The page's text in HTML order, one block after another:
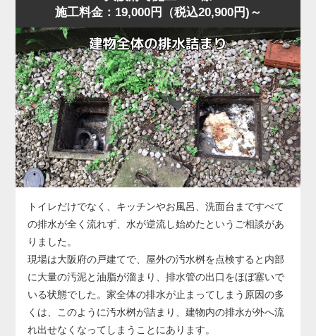
に排水される状態に回復しました。
作業後、お客様には「異物は見えなくても奥で止まってい
ることが多い」「無理に押し流そうとすると状態が悪化す
る」ことをお伝えし、子どもが触れやすい物はトイレ周辺
に置かないよう注意点もご案内しました。
に水位が上がり、明らかに排水経路の奥に問題がある様
子。
大阪府の住宅でもよくありますが、こうした「慢性的な詰
まり」は便器内部ではなく配管側に原因があることが多
く、ラバーカップや薬剤では根本的に改善しません。
今回の状況は、便器の手前では改善できないと判断し、便
器を一度取り外して配管へ直接アクセスする方法を選択し
ました。
便器脱着後、排水管の奥を確認すると、長年の汚れや固形
化した汚物が管内のカーブ部分で厚く堆積し、水の流れを
大きく妨げている状態。
このままでは再発を繰り返すため、業務用のトーラー（ワ
イヤー式排管清掃機）を使用し、固着した詰まりを貫通・
除去する作業を実施しました。
数回の施工で厚い固まりが崩れ、通水が一気に改善。
複数回の排水テストでも安定した流れが確認できました。
なお、今回のような配管内部の詰まりが悪化すると、トー
ラーでも貫通できないほど硬化した状態になることがあ
り、その場合は配管の交換が必要になります。
施工料金：19,000円（税込20,900円)～
トイレだけでなく、キッチンやお風呂、洗面台まですべて
の排水が全く流れず、水が逆流し始めたというご相談があ
りました。
現場は大阪府の戸建てで、屋外の汚水桝を点検すると内部
に大量の汚泥と油脂が溜まり、排水管の出口をほぼ塞いで
いる状態でした。家全体の排水が止まってしまう原因の多
くは、このように汚水桝が詰まり、建物内の排水が外へ流
れ出せなくなってしまうことにあります。